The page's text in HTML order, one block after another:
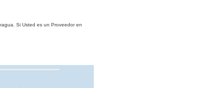
Si Usted es un Proveedor en